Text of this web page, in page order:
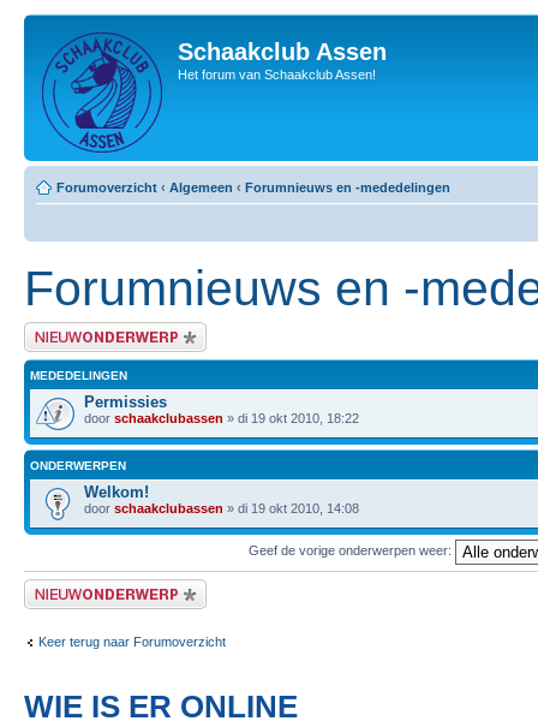
Schaakclub Assen
Het forum van Schaakclub Assen!
Forumoverzicht ‹ Algemeen ‹ Forumnieuws en -mededelingen
Forumnieuws en -
Plaats een nieuw bericht
MEDEDELINGEN
Permissies
door schaakclubassen » di 19 okt 2010, 18:22
ONDERWERPEN
Welkom!
door schaakclubassen » di 19 okt 2010, 14:08
Geef de vorige onderwerpen weer:
Plaats een nieuw bericht
Keer terug naar Forumoverzicht
WIE IS ER ONLINE